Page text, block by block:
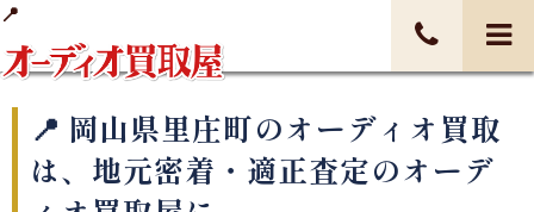
岡山県里庄町のオーディオ買取
は、地元密着・適正査定のオーデ